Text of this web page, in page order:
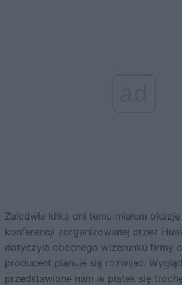
Zaledwie kilka dni temu miałem
konferencji zorganizowanej przez
dotyczyła obecnego wizerunku firmy
producent planuje się rozwijać.
przedstawione nam w piątek się